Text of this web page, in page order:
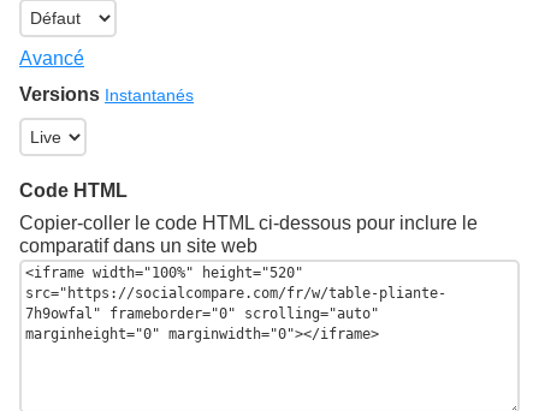
Avancé
Versions Instantanés
Code HTML
Copier-coller le code HTML ci-dessous pour inclure le
comparatif dans un site web